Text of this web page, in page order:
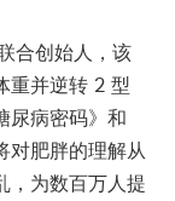
合创始人，该
重并逆转 2 型
尿病密码》和
对肥胖的理解从
，为数百万人提